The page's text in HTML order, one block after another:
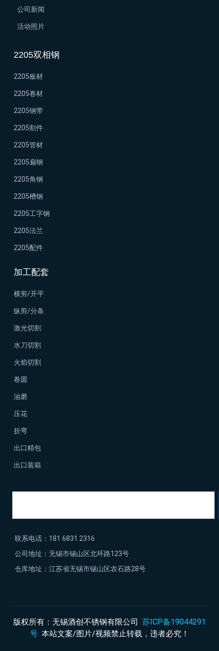
公司新闻
活动照片
2205双相钢
2205板材
2205卷材
2205钢带
2205割件
2205管材
2205扁钢
2205角钢
2205槽钢
2205工字钢
2205法兰
2205配件
加工配套
横剪/开平
纵剪/分条
激光切割
水刀切割
火焰切割
卷圆
油磨
压花
折弯
出口精包
出口装箱
联系电话：181 6831 2316
公司地址：无锡市锡山区北环路123号
仓库地址：江苏省无锡市锡山区农石路28号
版权所有：无锡酒创不锈钢有限公司 苏ICP备19044291
号 本站文案/图片/视频禁止转载，违者必究！